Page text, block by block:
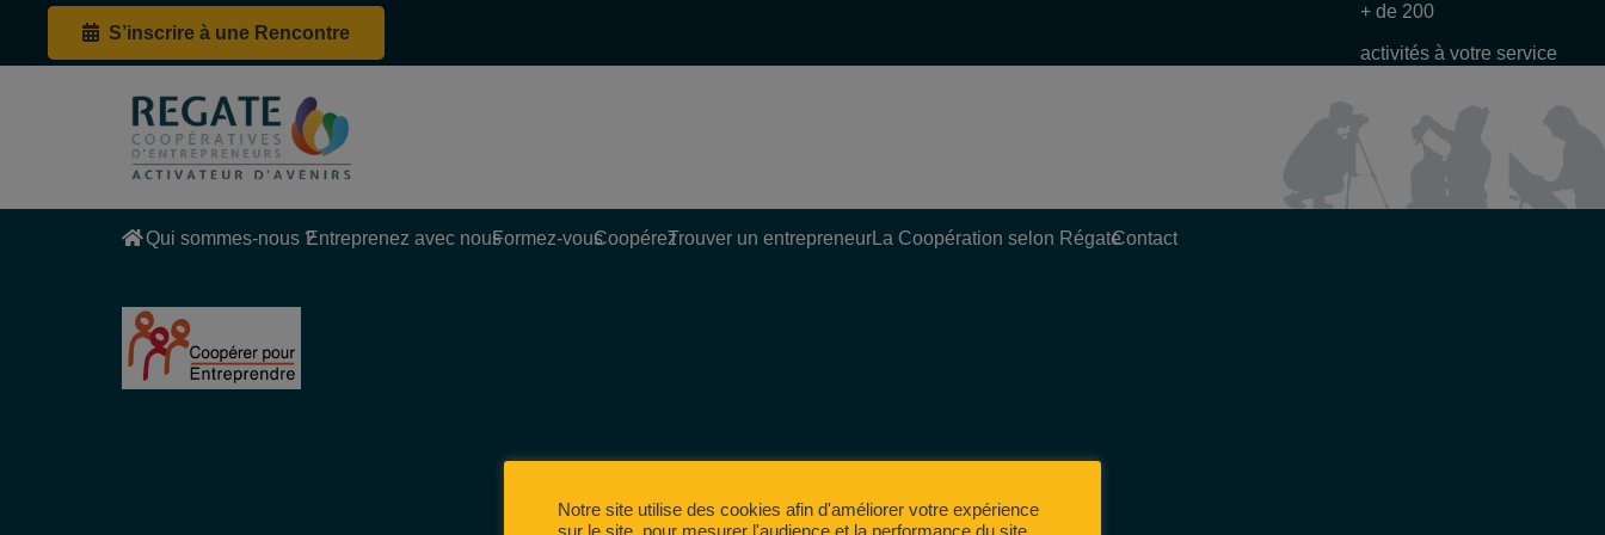
S’inscrire à une Rencontre
+ de 200
activités à votre service
Qui sommes-nous ?Entreprenez avec nousFormez-vousCoopérezTrouver un entrepreneurLa Coopération selon RégateContact
Notre site utilise des cookies afin d'améliorer votre expérience
sur le site, pour mesurer l'audience et la performance du site,